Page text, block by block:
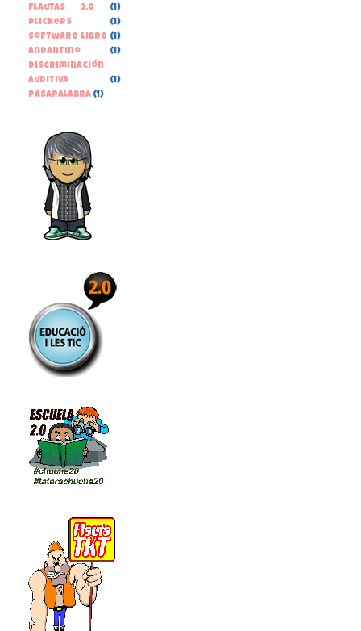
Flautas 2.0
(1)
Plickers
(1)
Software libre (1)
andantino
(1)
discriminación
auditiva
(1)
pasapalabra (1)